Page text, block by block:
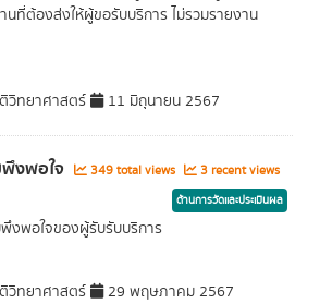
นที่ต้องส่งให้ผู้ขอรับบริการ ไม่รวมรายงาน
วิทยาศาสตร์ 11 มิถุนายน 2567
พึงพอใจ 349 total views 3 recent views
ด้านการวัดและประเมินผล
พึงพอใจของผู้รับรับบริการ
วิทยาศาสตร์ 29 พฤษภาคม 2567